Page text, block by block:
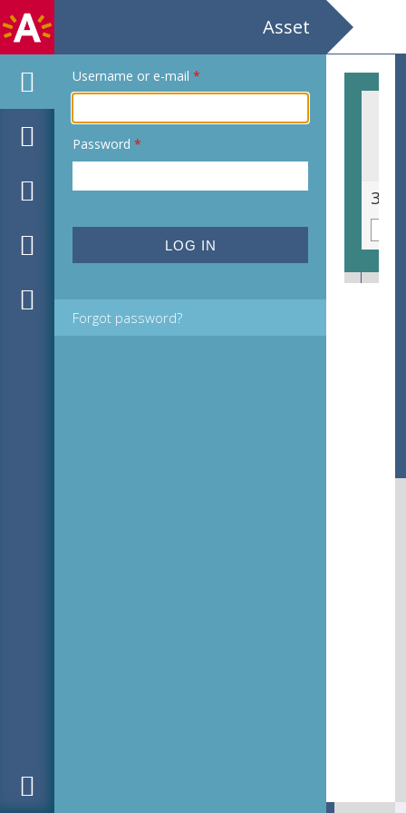
Asset
Username or e-mail *
Password *
Forgot password?
35e Vlaams Nationaal Zangfeest / Federalisme...Nu / Sportpaleis